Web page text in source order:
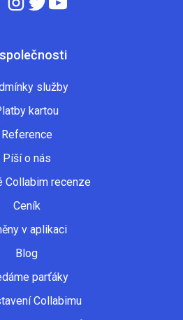
služby
kartou
Reference
Píší o nás
Collabim recenze
Ceník
v aplikaci
Blog
parťáky
Collabimu